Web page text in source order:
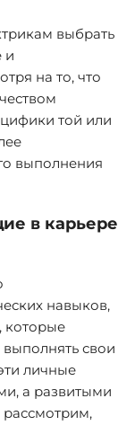
выбрать
и
на то, что
той или
выполнения
в карьере
навыков,
которые
свои
личные
а развитыми